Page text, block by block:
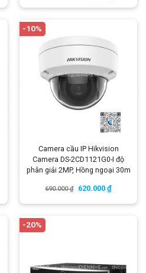
-10%
Camera cầu IP Hikvision
Camera DS-2CD1121G0-I độ
phân giải 2MP, Hồng ngoại 30m
690.000₫ 620.000 ₫
-20%